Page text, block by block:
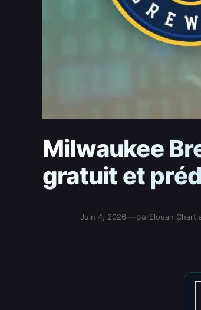
Milwaukee
gratuit et
Juin 4, 2026—parElouan